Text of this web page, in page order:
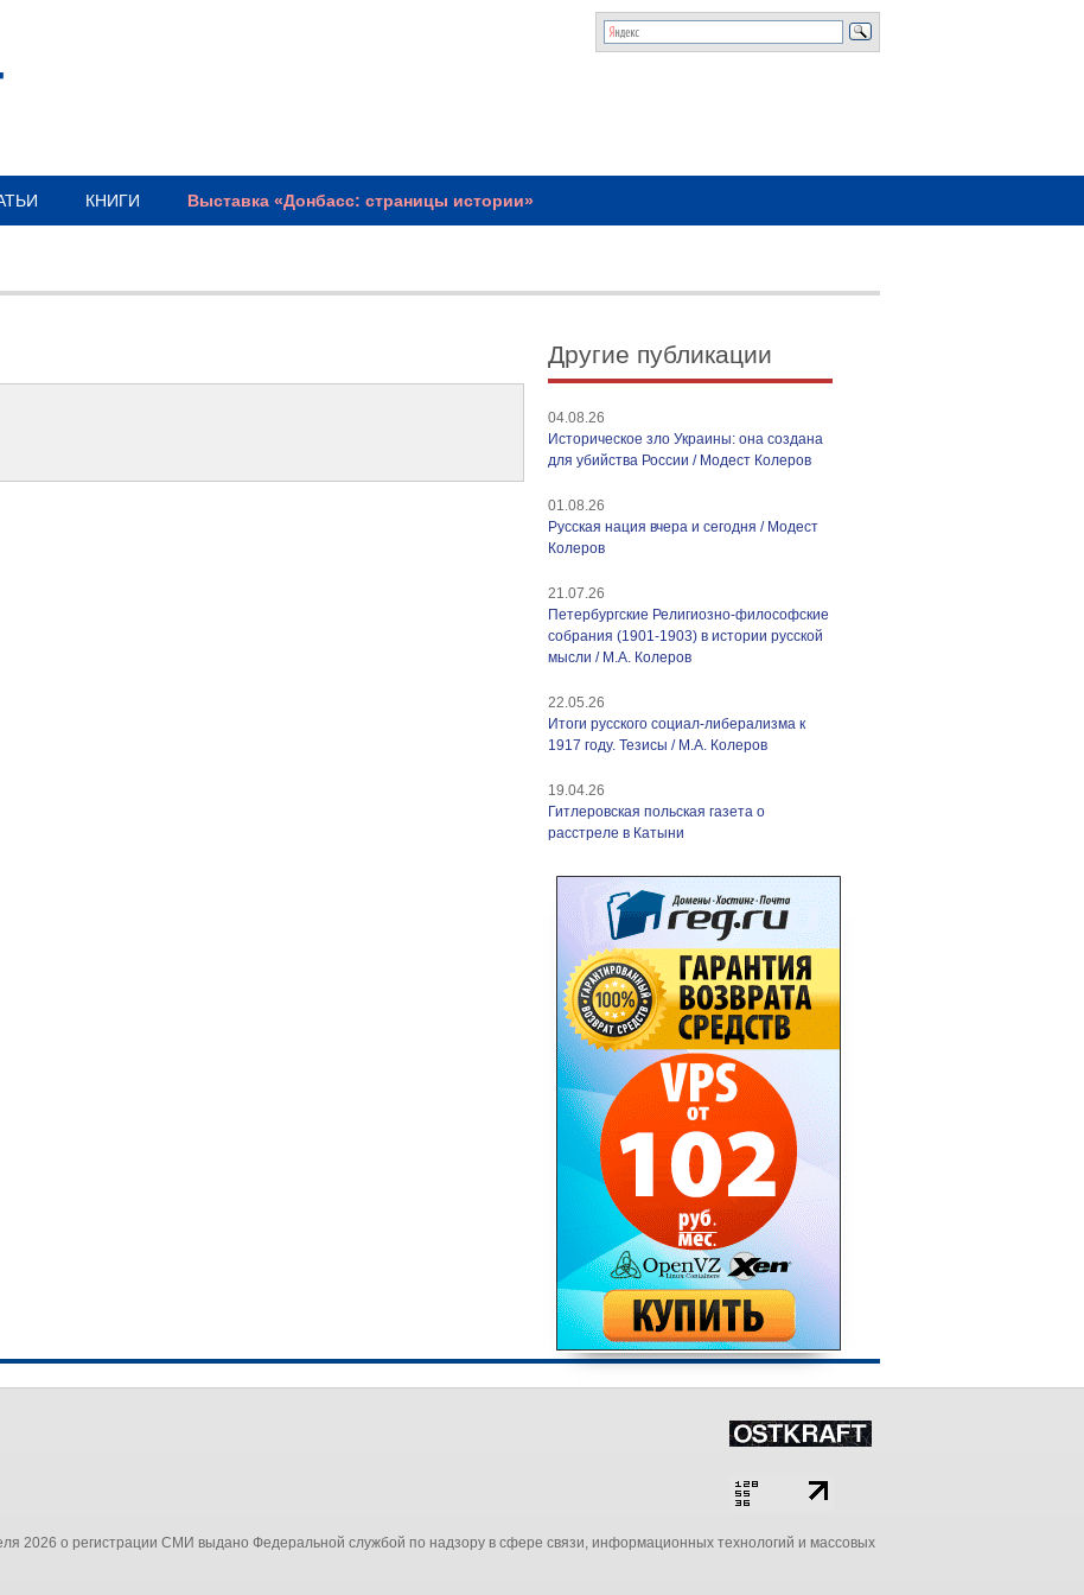
КНИГИ Выставка «Донбасс: страницы истории»
Другие публикации
04.08.26
Историческое зло Украины: она создана
для убийства России / Модест Колеров
01.08.26
Русская нация вчера и сегодня / Модест
Колеров
21.07.26
Петербургские Религиозно-философские
собрания (1901-1903) в истории русской
мысли / М.А. Колеров
22.05.26
Итоги русского социал-либерализма к
1917 году. Тезисы / М.А. Колеров
19.04.26
Гитлеровская польская газета о
расстреле в Катыни
2026 о регистрации СМИ выдано Федеральной службой по надзору в сфере связи, информационных технологий и массовых